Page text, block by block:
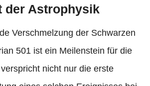
der Astrophysik
Verschmelzung der Schwarzen
501 ist ein Meilenstein für die
nicht nur die erste